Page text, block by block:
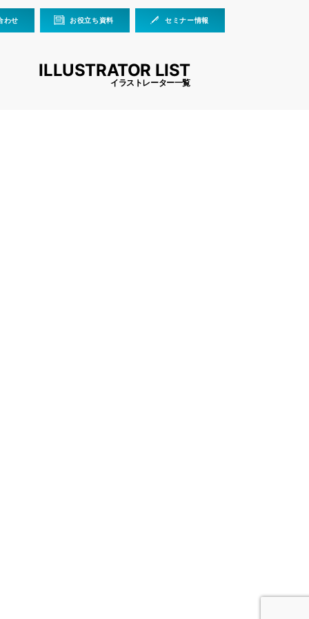
わせ お役立ち資料 セミナー情報
ILLUSTRATOR LIST
イラストレーター一覧